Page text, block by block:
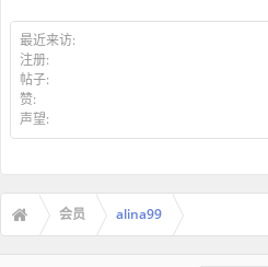
最近来访:
注册:
帖子:
赞:
声望:
会员 alina99